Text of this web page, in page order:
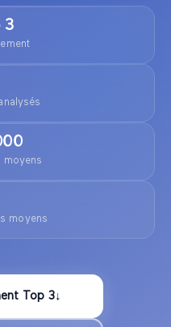
3
moyens
moyens
Top 3↓